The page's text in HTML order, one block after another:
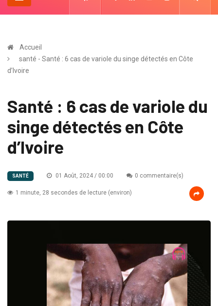
Accueil
santé - Santé : 6 cas de variole du singe détectés en Côte
d’Ivoire
Santé : 6 cas de variole du
singe détectés en Côte
d’Ivoire
SANTÉ 01 Août, 2024 / 00:00 0 commentaire(s)
1 minute, 28 secondes de lecture (environ)